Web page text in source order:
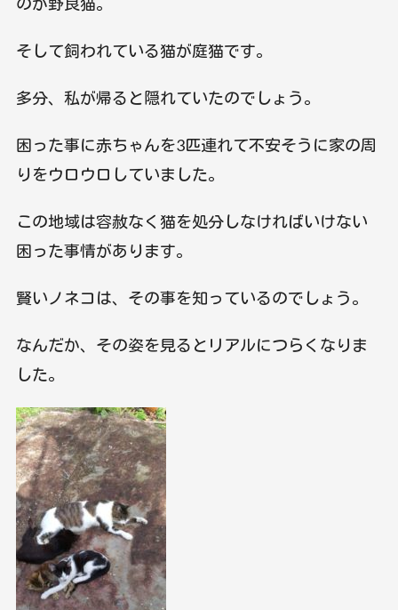
そして飼われている猫が庭猫です。
多分、私が帰ると隠れていたのでしょう。
困った事に赤ちゃんを3匹連れて不安そうに家の周
りをウロウロしていました。
この地域は容赦なく猫を処分しなければいけない
困った事情があります。
賢いノネコは、その事を知っているのでしょう。
なんだか、その姿を見るとリアルにつらくなりま
した。